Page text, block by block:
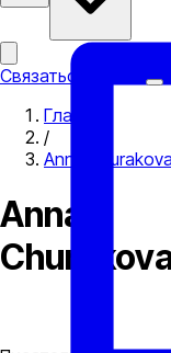
Связаться с нами
Главная
/
Anna Churakova
Anna